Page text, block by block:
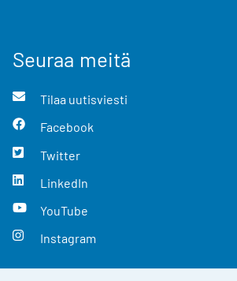
Seuraa meitä
Tilaa uutisviesti
Facebook
Twitter
LinkedIn
YouTube
Instagram